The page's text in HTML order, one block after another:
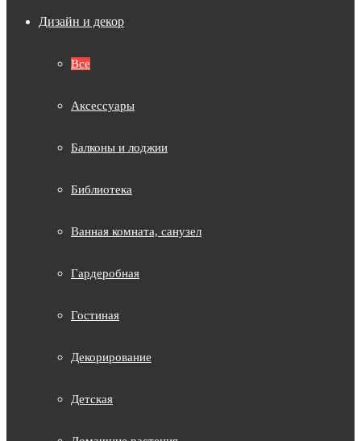
Дизайн и декор
Все
Аксессуары
Балконы и лоджии
Библиотека
Ванная комната, санузел
Гардеробная
Гостиная
Декорирование
Детская